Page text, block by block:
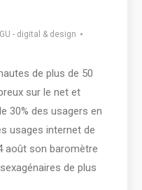
- digital & design
de plus de 50
sur le net et
30% des usagers en
usages internet de
août son baromètre
de plus